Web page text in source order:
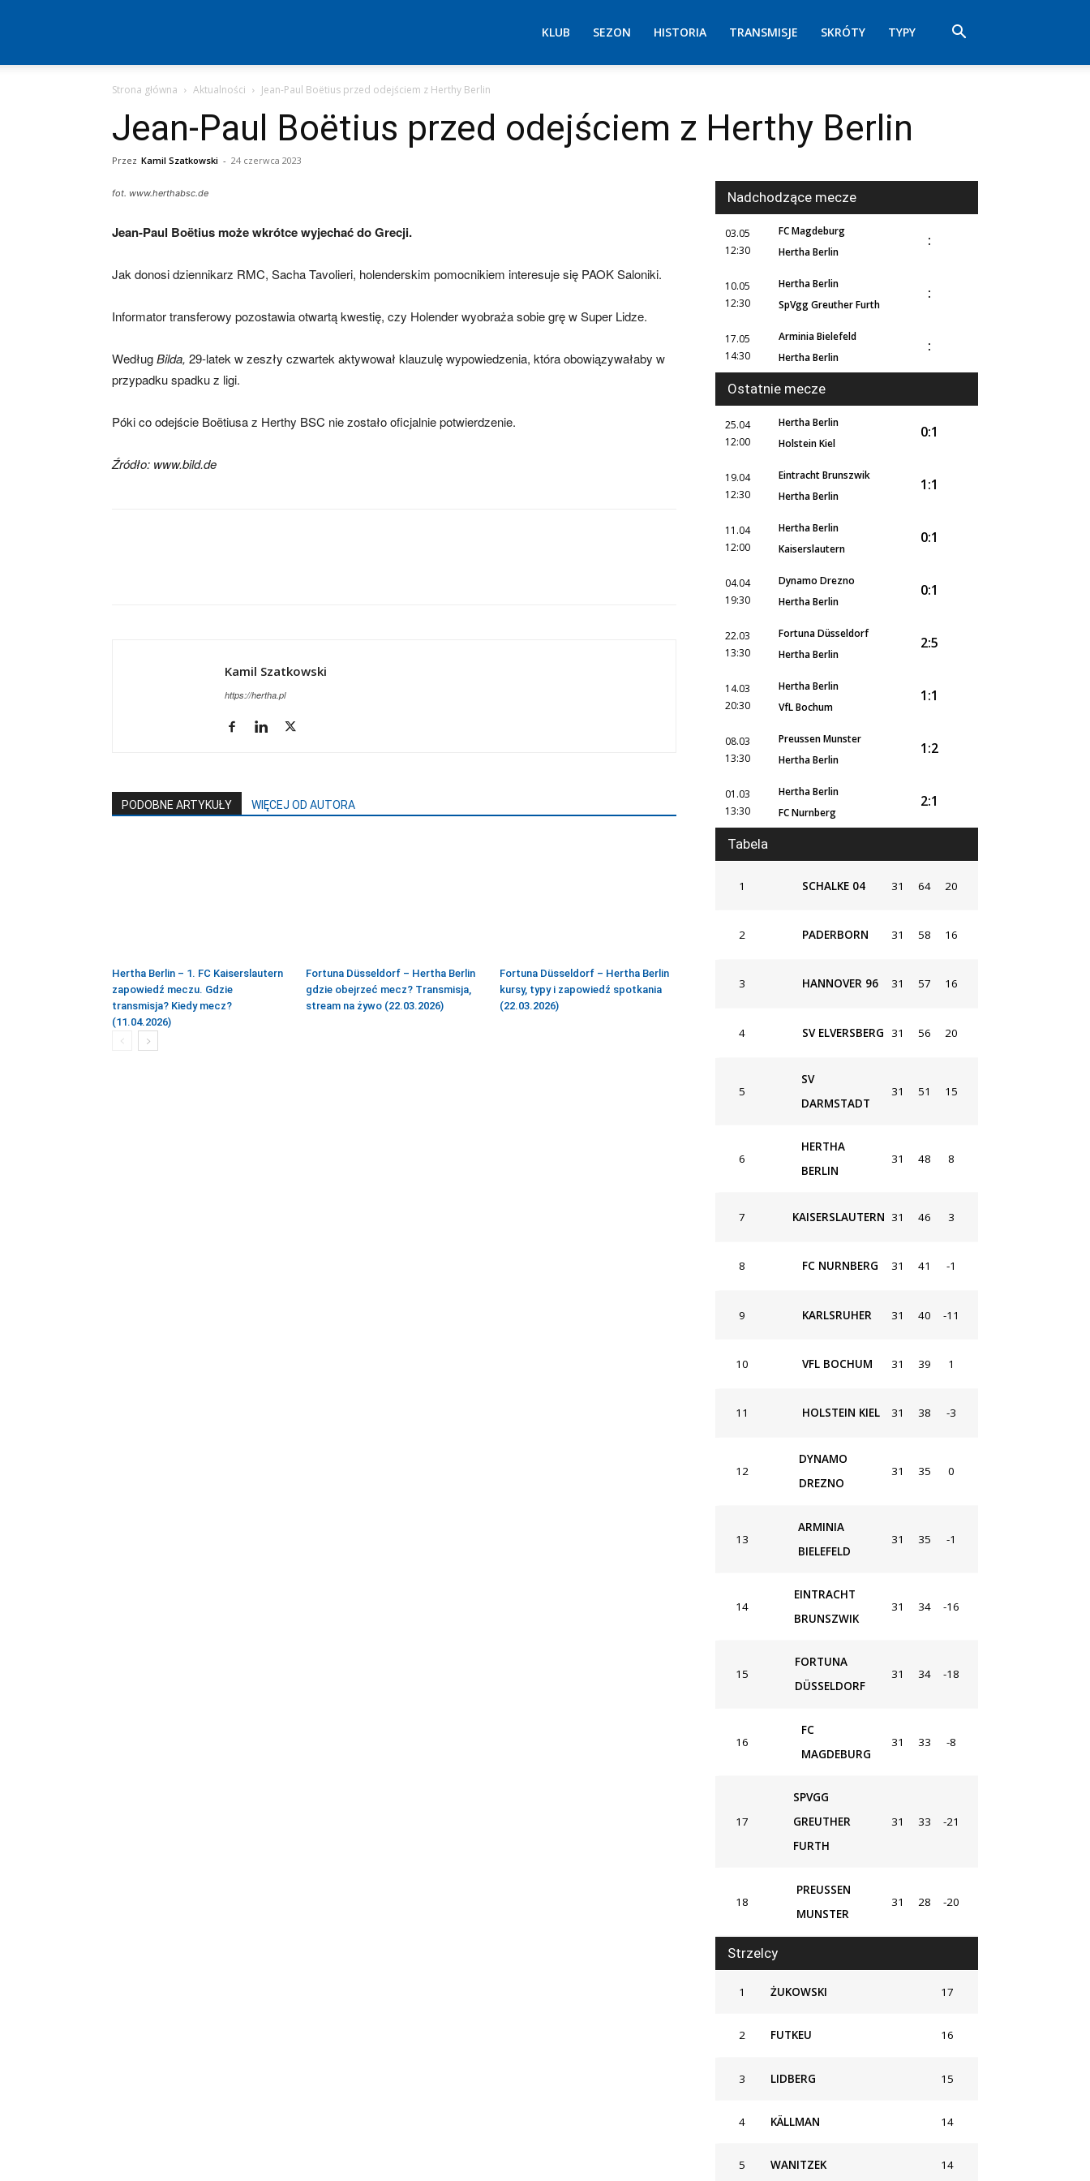
Berlin
–
aktualności
mecze,
skład)
KLUB SEZON HISTORIA TRANSMISJE SKRÓTY TYPY
Strona główna Aktualności Jean-Paul Boëtius przed odejściem z Herthy Berlin
Jean-Paul Boëtius przed odejściem z Herthy Berlin
Przez Kamil Szatkowski - 24 czerwca 2023
fot. www.herthabsc.de
Jean-Paul Boëtius może wkrótce wyjechać do Grecji.
Jak donosi dziennikarz RMC, Sacha Tavolieri, holenderskim pomocnikiem interesuje się PAOK Saloniki.
Informator transferowy pozostawia otwartą kwestię, czy Holender wyobraża sobie grę w Super Lidze.
WedługBilda, 29-latek w zeszły czwartek aktywował klauzulę wypowiedzenia, która obowiązywałaby w
przypadku spadku z ligi.
Póki co odejście Boëtiusa z Herthy BSC nie zostało oficjalnie potwierdzenie.
Źródło: www.bild.de
Kamil Szatkowski
https://hertha.pl
PODOBNE ARTYKUŁY WIĘCEJ OD AUTORA
Hertha Berlin – 1. FC Kaiserslautern
zapowiedź meczu. Gdzie
transmisja? Kiedy mecz?
(11.04.2026)
Fortuna Düsseldorf – Hertha Berlin
gdzie obejrzeć mecz? Transmisja,
stream na żywo (22.03.2026)
Fortuna Düsseldorf – Hertha Berlin
kursy, typy i zapowiedź spotkania
(22.03.2026)
Nadchodzące mecze
03.05
12:30
FC Magdeburg
Hertha Berlin
:
10.05
12:30
Hertha Berlin
SpVgg Greuther Furth
:
17.05
14:30
Arminia Bielefeld
Hertha Berlin
:
Ostatnie mecze
25.04
12:00
Hertha Berlin
Holstein Kiel
0:1
19.04
12:30
Eintracht Brunszwik
Hertha Berlin
1:1
11.04
12:00
Hertha Berlin
Kaiserslautern
0:1
04.04
19:30
Dynamo Drezno
Hertha Berlin
0:1
22.03
13:30
Fortuna Düsseldorf
Hertha Berlin
2:5
14.03
20:30
Hertha Berlin
VfL Bochum
1:1
08.03
13:30
Preussen Munster
Hertha Berlin
1:2
01.03
13:30
Hertha Berlin
FC Nurnberg
2:1
Tabela
1 SCHALKE 04 31 64 20
2 PADERBORN 31 58 16
3 HANNOVER 96 31 57 16
4 SV ELVERSBERG 31 56 20
5
SV
DARMSTADT
31 51 15
6
HERTHA
BERLIN
31 48 8
7 KAISERSLAUTERN 31 46 3
8 FC NURNBERG 31 41 -1
9 KARLSRUHER 31 40 -11
10 VFL BOCHUM 31 39 1
11 HOLSTEIN KIEL 31 38 -3
12
DYNAMO
DREZNO
31 35 0
13
ARMINIA
BIELEFELD
31 35 -1
14
EINTRACHT
BRUNSZWIK
31 34 -16
15
FORTUNA
DÜSSELDORF
31 34 -18
16
FC
MAGDEBURG
31 33 -8
17
SPVGG
GREUTHER
FURTH
31 33 -21
18
PREUSSEN
MUNSTER
31 28 -20
Strzelcy
1 ŻUKOWSKI 17
2 FUTKEU 16
3 LIDBERG 15
4 KÄLLMAN 14
5 WANITZEK 14